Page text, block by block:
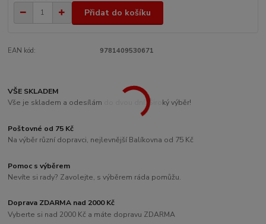
Přidat do košíku
EAN kód: 9781409530671
VŠE SKLADEM
Vše je skladem a odesílám do dvou dní. Široký výběr!
Poštovné od 75 Kč
Na výběr různí dopravci, nejlevnější Balíkovna od 75 Kč
Pomoc s výběrem
Nevíte si rady? Zavolejte, s výběrem ráda pomůžu.
Doprava ZDARMA nad 2000 Kč
Vyberte si nad 2000 Kč a máte dopravu ZDARMA